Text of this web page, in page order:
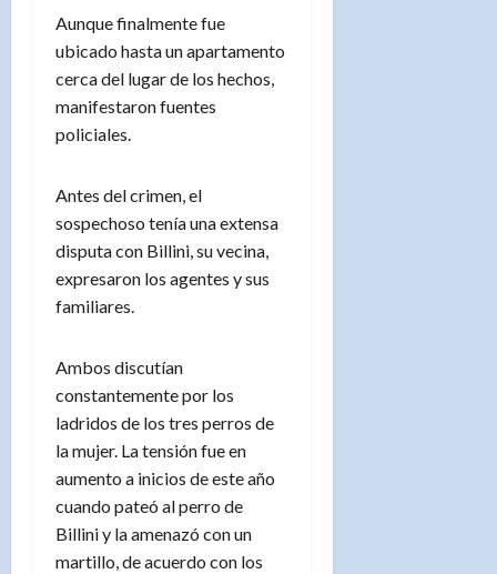
Aunque finalmente fue
ubicado hasta un apartamento
cerca del lugar de los hechos,
manifestaron fuentes
policiales.
Antes del crimen, el
sospechoso tenía una extensa
disputa con Billini, su vecina,
expresaron los agentes y sus
familiares.
Ambos discutían
constantemente por los
ladridos de los tres perros de
la mujer. La tensión fue en
aumento a inicios de este año
cuando pateó al perro de
Billini y la amenazó con un
martillo, de acuerdo con los